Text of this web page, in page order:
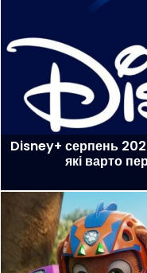
Disney+ серпень
які варто